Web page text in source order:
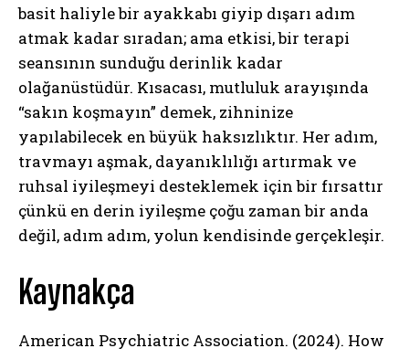
basit haliyle bir ayakkabı giyip dışarı adım
atmak kadar sıradan; ama etkisi, bir terapi
seansının sunduğu derinlik kadar
olağanüstüdür. Kısacası, mutluluk arayışında
“sakın koşmayın” demek, zihninize
yapılabilecek en büyük haksızlıktır. Her adım,
travmayı aşmak, dayanıklılığı artırmak ve
ruhsal iyileşmeyi desteklemek için bir fırsattır
çünkü en derin iyileşme çoğu zaman bir anda
değil, adım adım, yolun kendisinde gerçekleşir.
Kaynakça
American Psychiatric Association. (2024). How